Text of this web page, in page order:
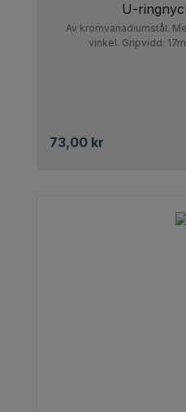
U-
Av kromvanadiumstål.
vinkel. Gripvidd:
73,00 kr